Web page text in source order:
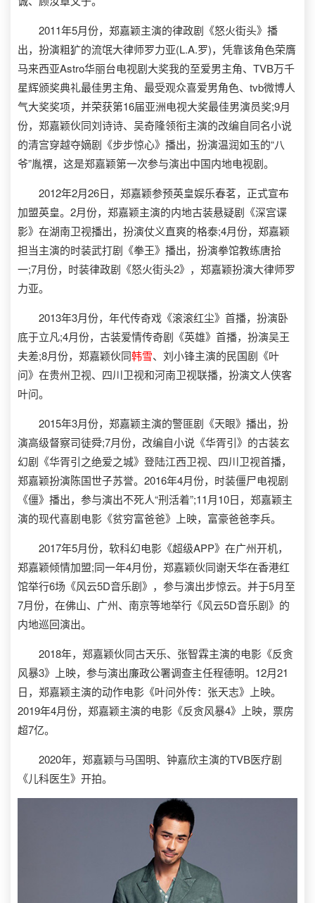
2011年5月份，郑嘉颖主演的律政剧《怒火街头》播
出，扮演粗犷的流氓大律师罗力亚(L.A.罗)，凭靠该角色荣膺
马来西亚Astro华丽台电视剧大奖我的至爱男主角、TVB万千
星辉颁奖典礼最佳男主角、最受观众喜爱男角色、tvb微博人
气大奖奖项，并荣获第16届亚洲电视大奖最佳男演员奖;9月
份，郑嘉颖伙同刘诗诗、吴奇隆领衔主演的改编自同名小说
的清宫穿越夺嫡剧《步步惊心》播出，扮演温润如玉的“八
爷”胤禩，这是郑嘉颖第一次参与演出中国内地电视剧。
2012年2月26日，郑嘉颖参预英皇娱乐春茗，正式宣布
加盟英皇。2月份，郑嘉颖主演的内地古装悬疑剧《深宫谍
影》在湖南卫视播出，扮演仗义直爽的格泰;4月份，郑嘉颖
担当主演的时装武打剧《拳王》播出，扮演拳馆教练唐拾
一;7月份，时装律政剧《怒火街头2》，郑嘉颖扮演大律师罗
力亚。
2013年3月份，年代传奇戏《滚滚红尘》首播，扮演卧
底于立凡;4月份，古装爱情传奇剧《英雄》首播，扮演吴王
夫差;8月份，郑嘉颖伙同韩雪、刘小锋主演的民国剧《叶
问》在贵州卫视、四川卫视和河南卫视联播，扮演文人侠客
叶问。
2015年3月份，郑嘉颖主演的警匪剧《天眼》播出，扮
演高级督察司徒舜;7月份，改编自小说《华胥引》的古装玄
幻剧《华胥引之绝爱之城》登陆江西卫视、四川卫视首播，
郑嘉颖扮演陈国世子苏誉。2016年4月份，时装僵尸电视剧
《僵》播出，参与演出不死人“刑活着”;11月10日，郑嘉颖主
演的现代喜剧电影《贫穷富爸爸》上映，富豪爸爸李兵。
2017年5月份，软科幻电影《超级APP》在广州开机，
郑嘉颖倾情加盟;同一年4月份，郑嘉颖伙同谢天华在香港红
馆举行6场《风云5D音乐剧》，参与演出步惊云。并于5月至
7月份，在佛山、广州、南京等地举行《风云5D音乐剧》的
内地巡回演出。
2018年，郑嘉颖伙同古天乐、张智霖主演的电影《反贪
风暴3》上映，参与演出廉政公署调查主任程德明。12月21
日，郑嘉颖主演的动作电影《叶问外传：张天志》上映。
2019年4月份，郑嘉颖主演的电影《反贪风暴4》上映，票房
超7亿。
2020年，郑嘉颖与马国明、钟嘉欣主演的TVB医疗剧
《儿科医生》开拍。